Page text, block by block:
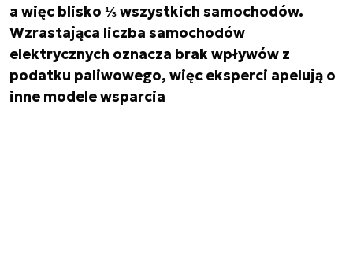
a więc blisko ⅓ wszystkich samochodów.
Wzrastająca liczba samochodów
elektrycznych oznacza brak wpływów z
podatku paliwowego, więc eksperci apelują o
inne modele wsparcia